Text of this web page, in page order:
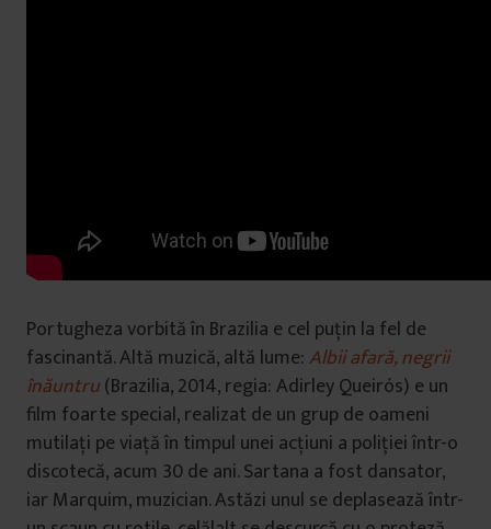
Portugheza vorbită în Brazilia e cel puțin la fel de
fascinantă. Altă muzică, altă lume:Albii afară, negrii
înăuntru(Brazilia, 2014, regia: Adirley Queirós) e un
film foarte special, realizat de un grup de oameni
mutilați pe viață în timpul unei acțiuni a poliției într-o
discotecă, acum 30 de ani. Sartana a fost dansator,
iar Marquim, muzician. Astăzi unul se deplasează într-